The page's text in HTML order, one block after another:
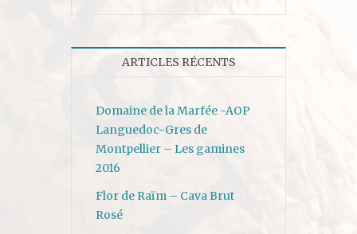
ARTICLES RÉCENTS
Domaine de la Marfée -AOP
Languedoc-Gres de
Montpellier – Les gamines
2016
Flor de Raïm – Cava Brut
Rosé